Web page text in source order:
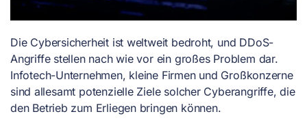
Die Cybersicherheit ist weltweit bedroht, und DDoS-
Angriffe stellen nach wie vor ein großes Problem dar.
Infotech-Unternehmen, kleine Firmen und Großkonzerne
sind allesamt potenzielle Ziele solcher Cyberangriffe, die
den Betrieb zum Erliegen bringen können.